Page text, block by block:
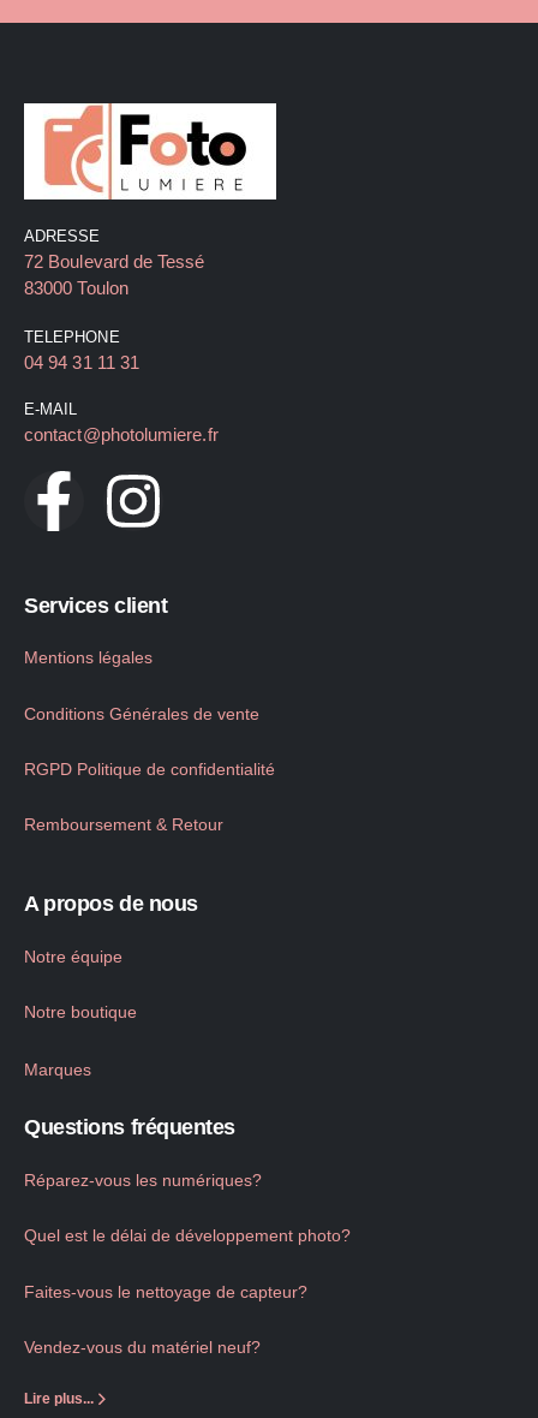
ADRESSE
72 Boulevard de Tessé
83000 Toulon
TELEPHONE
04 94 31 11 31
E-MAIL
contact@photolumiere.fr
Services client
Mentions légales
Conditions Générales de vente
RGPD Politique de confidentialité
Remboursement & Retour
A propos de nous
Notre équipe
Notre boutique
Marques
Questions fréquentes
Réparez-vous les numériques?
Quel est le délai de développement photo?
Faites-vous le nettoyage de capteur?
Vendez-vous du matériel neuf?
Lire plus...